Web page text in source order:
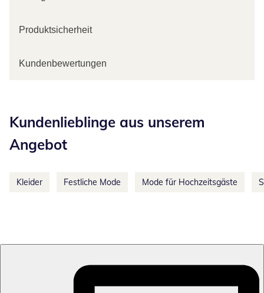
Produktsicherheit
Kundenbewertungen
Kundenlieblinge aus unserem
Angebot
Kleider Festliche Mode Mode für Hochzeitsgäste